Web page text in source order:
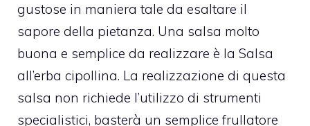
gustose in maniera tale da esaltare il
sapore della pietanza. Una salsa molto
buona e semplice da realizzare è la Salsa
all’erba cipollina. La realizzazione di questa
salsa non richiede l’utilizzo di strumenti
specialistici, basterà un semplice frullatore